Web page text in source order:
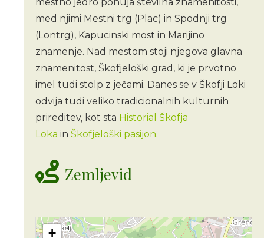
med njimi Mestni trg (Plac) in Spodnji trg
(Lontrg), Kapucinski most in Marijino
znamenje. Nad mestom stoji njegova glavna
znamenitost, Škofjeloški grad, ki je prvotno
imel tudi stolp z ječami. Danes se v Škofji Loki
odvija tudi veliko tradicionalnih kulturnih
prireditev, kot sta Historial Škofja
Loka in Škofjeloški pasijon.
Zemljevid
+